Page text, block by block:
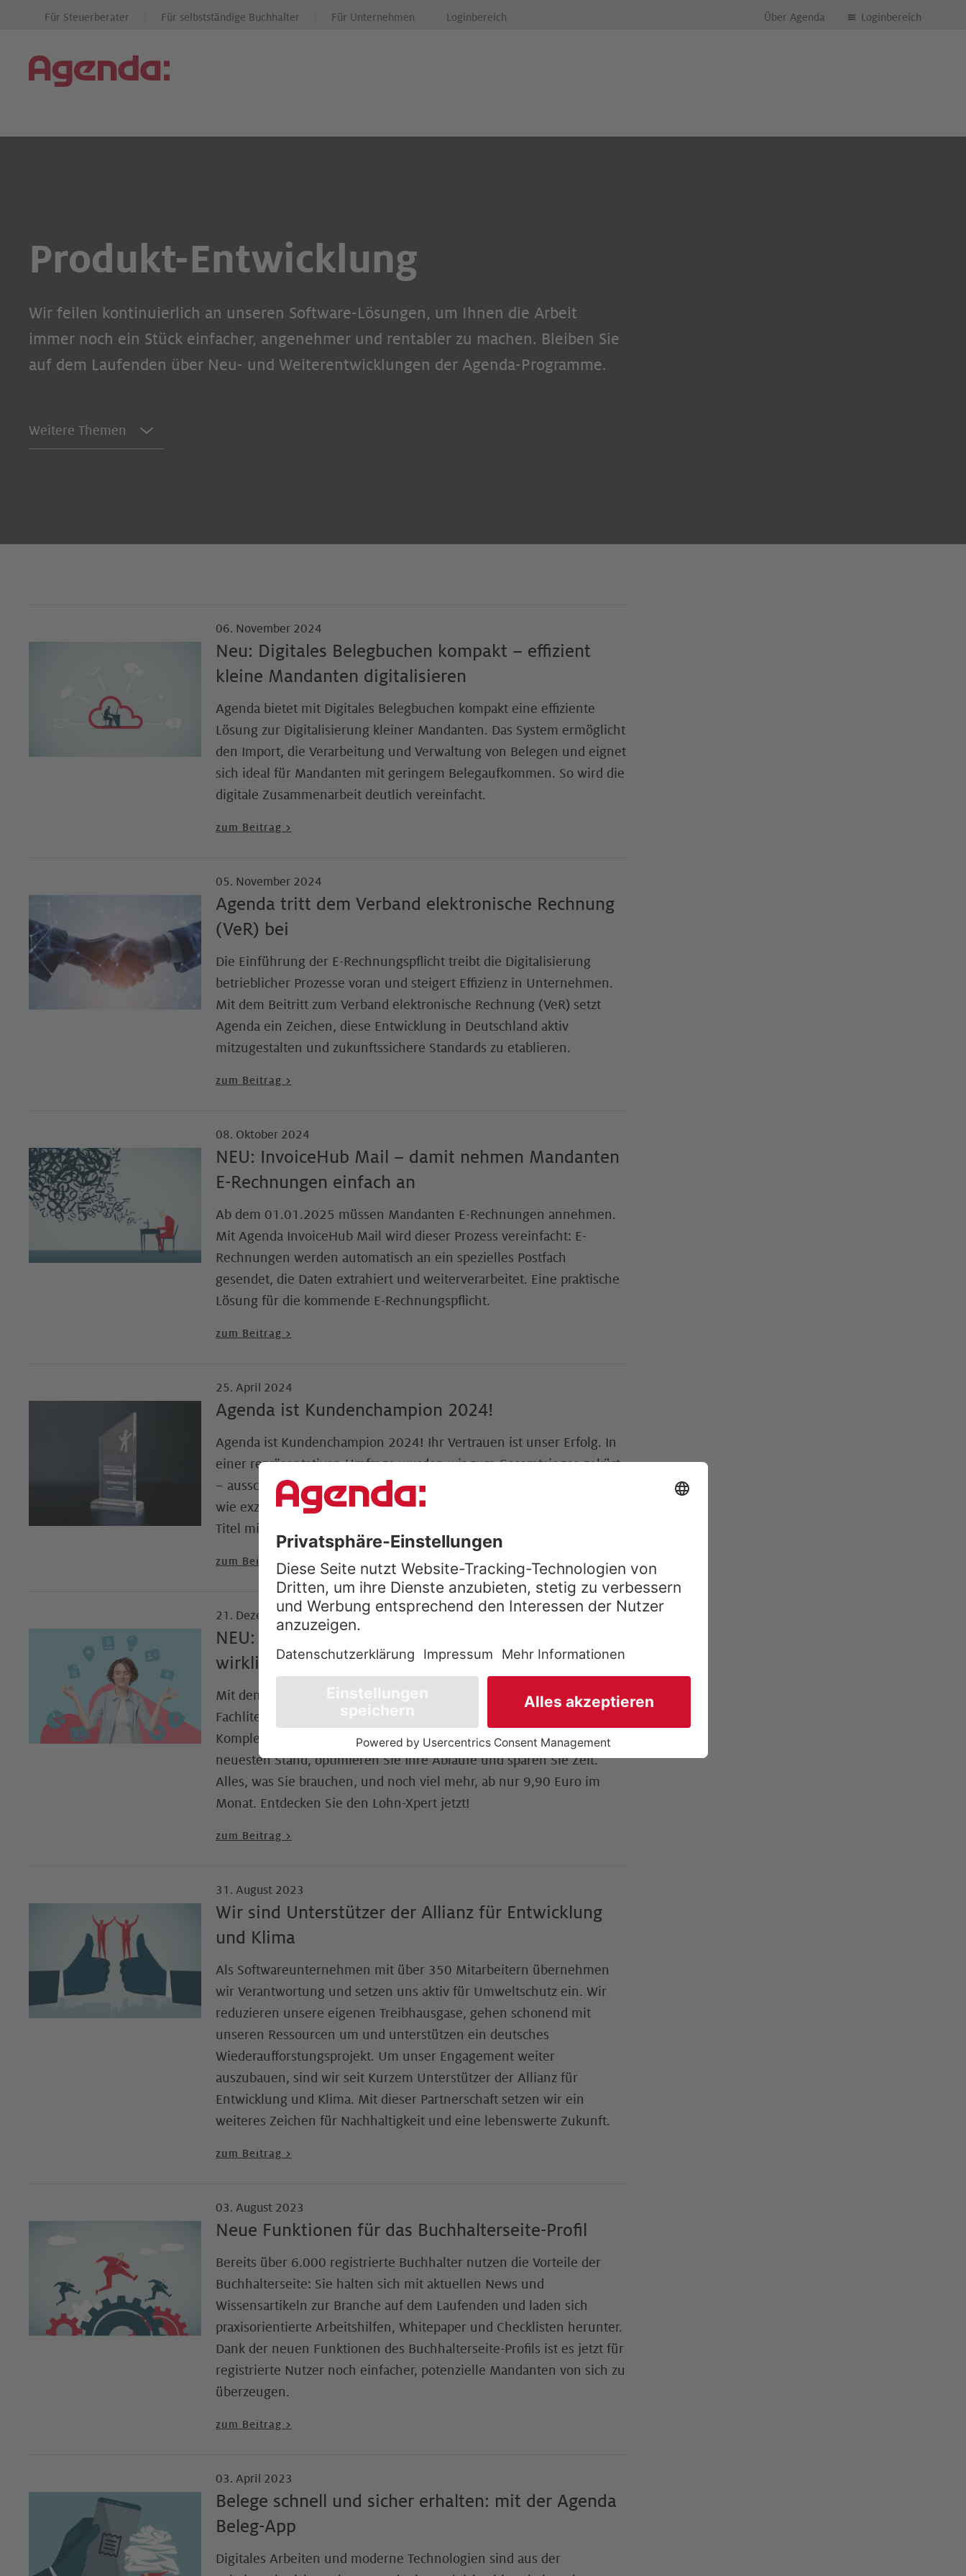
Für Steuerberater Für selbstständige Buchhalter Für Unternehmen Loginbereich
Über Agenda
Loginbereich
Produkt-Entwicklung
Wir feilen kontinuierlich an unseren Software-Lösungen, um Ihnen die Arbeit
immer noch ein Stück einfacher, angenehmer und rentabler zu machen. Bleiben Sie
auf dem Laufenden über Neu- und Weiterentwicklungen der Agenda-Programme.
Weitere Themen
06. November 2024
Neu: Digitales Belegbuchen kompakt – effizient
kleine Mandanten digitalisieren
Agenda bietet mit Digitales Belegbuchen kompakt eine effiziente
Lösung zur Digitalisierung kleiner Mandanten. Das System ermöglicht
den Import, die Verarbeitung und Verwaltung von Belegen und eignet
sich ideal für Mandanten mit geringem Belegaufkommen. So wird die
digitale Zusammenarbeit deutlich vereinfacht.
zum Beitrag >
05. November 2024
Agenda tritt dem Verband elektronische Rechnung
(VeR) bei
Die Einführung der E-Rechnungspflicht treibt die Digitalisierung
betrieblicher Prozesse voran und steigert Effizienz in Unternehmen.
Mit dem Beitritt zum Verband elektronische Rechnung (VeR) setzt
Agenda ein Zeichen, diese Entwicklung in Deutschland aktiv
mitzugestalten und zukunftssichere Standards zu etablieren.
zum Beitrag >
08. Oktober 2024
NEU: InvoiceHub Mail – damit nehmen Mandanten
E-Rechnungen einfach an
Ab dem 01.01.2025 müssen Mandanten E-Rechnungen annehmen.
Mit Agenda InvoiceHub Mail wird dieser Prozess vereinfacht: E-
Rechnungen werden automatisch an ein spezielles Postfach
gesendet, die Daten extrahiert und weiterverarbeitet. Eine praktische
Lösung für die kommende E-Rechnungspflicht.
zum Beitrag >
25. April 2024
Agenda ist Kundenchampion 2024!
Agenda ist Kundenchampion 2024! Ihr Vertrauen ist unser Erfolg. In
einer repräsentativen Umfrage wurden wir zum Gesamtsieger gekürt
– ausschließlich durch die Meinung unserer Kunden. Entdecken Sie,
wie exzellenter Service Teil unserer DNA ist und warum wir diesen
Titel mit Stolz tragen.
zum Beitrag >
21. Dezember 2023
NEU: Das Wissenspaket zum Lohn, mit dem
wirklich keine Fragen offenbleiben
Mit dem Lohn-Xpert, Ihrem digitalen Wissenspaket mit Seminaren,
Fachliteratur und Rechtsauskunft rund um den Lohn, meistern Sie die
Komplexität der Lohnabrechnung. Bleiben Sie stets auf dem
neuesten Stand, optimieren Sie Ihre Abläufe und sparen Sie Zeit.
Alles, was Sie brauchen, und noch viel mehr, ab nur 9,90 Euro im
Monat. Entdecken Sie den Lohn-Xpert jetzt!
zum Beitrag >
31. August 2023
Wir sind Unterstützer der Allianz für Entwicklung
und Klima
Als Softwareunternehmen mit über 350 Mitarbeitern übernehmen
wir Verantwortung und setzen uns aktiv für Umweltschutz ein. Wir
reduzieren unsere eigenen Treibhausgase, gehen schonend mit
unseren Ressourcen um und unterstützen ein deutsches
Wiederaufforstungsprojekt. Um unser Engagement weiter
auszubauen, sind wir seit Kurzem Unterstützer der Allianz für
Entwicklung und Klima. Mit dieser Partnerschaft setzen wir ein
weiteres Zeichen für Nachhaltigkeit und eine lebenswerte Zukunft.
zum Beitrag >
03. August 2023
Neue Funktionen für das Buchhalterseite-Profil
Bereits über 6.000 registrierte Buchhalter nutzen die Vorteile der
Buchhalterseite: Sie halten sich mit aktuellen News und
Wissensartikeln zur Branche auf dem Laufenden und laden sich
praxisorientierte Arbeitshilfen, Whitepaper und Checklisten herunter.
Dank der neuen Funktionen des Buchhalterseite-Profils ist es jetzt für
registrierte Nutzer noch einfacher, potenzielle Mandanten von sich zu
überzeugen.
zum Beitrag >
03. April 2023
Belege schnell und sicher erhalten: mit der Agenda
Beleg-App
Digitales Arbeiten und moderne Technologien sind aus der